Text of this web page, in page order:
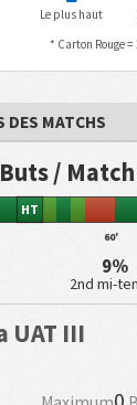
Le plus haut
* Carton Rouge
DES MATCHS
/ Match
HT
60'
9%
2nd mi-
UAT III